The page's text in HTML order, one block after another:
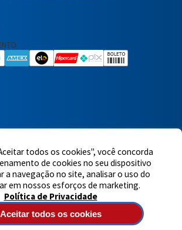
todos os cookies", você concorda
de cookies no seu dispositivo
a navegação no site, analisar o uso do
em nossos esforços de marketing.
Política de Privacidade
Aceitar todos os cookies
reais
Ltda. Todos os direitos reservados.
1495 - Santana - CEP 02011-200 - São Paulo -
à quinta-feira das 8h às 18h e sexta-
60717899/0001-90
Completo
Iniciar Conversa